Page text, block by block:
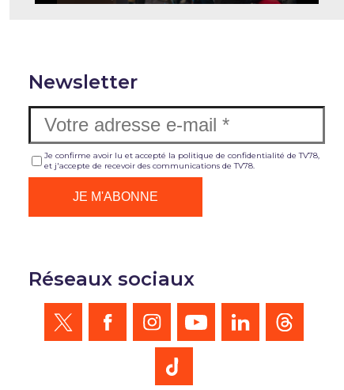
Newsletter
Je confirme avoir lu et accepté la politique de confidentialité de TV78,
et j'accepte de recevoir des communications de TV78.
Réseaux sociaux